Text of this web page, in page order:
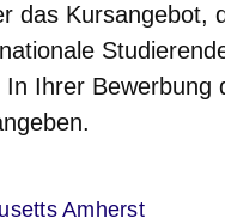
das Kursangebot,
Ihrer Bewerbung
Amherst
Fenster